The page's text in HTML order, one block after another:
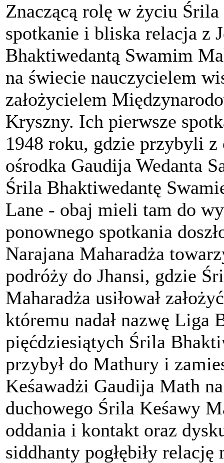
Znaczącą rolę w życiu Śrila
spotkanie i bliska relacja z
Bhaktiwedantą Swamim
na świecie nauczycielem
założycielem
Kryszny. Ich pierwsze
1948 roku, gdzie przybyli
ośrodka Gaudija Wedanta
Śrila Bhaktiwedantę
Lane - obaj mieli tam do
ponownego spotkania
Narajana Maharadża
podróży do Jhansi, gdzie
Maharadża usiłował
któremu nadał nazwę Liga
pięćdziesiątych Śrila
przybył do Mathury i
Keśawadżi Gaudija Math
duchowego Śrila Keśawy
oddania i kontakt oraz
siddhanty pogłębiły